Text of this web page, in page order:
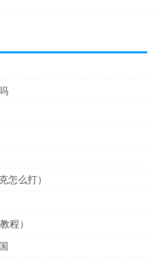
怎么打）
程）